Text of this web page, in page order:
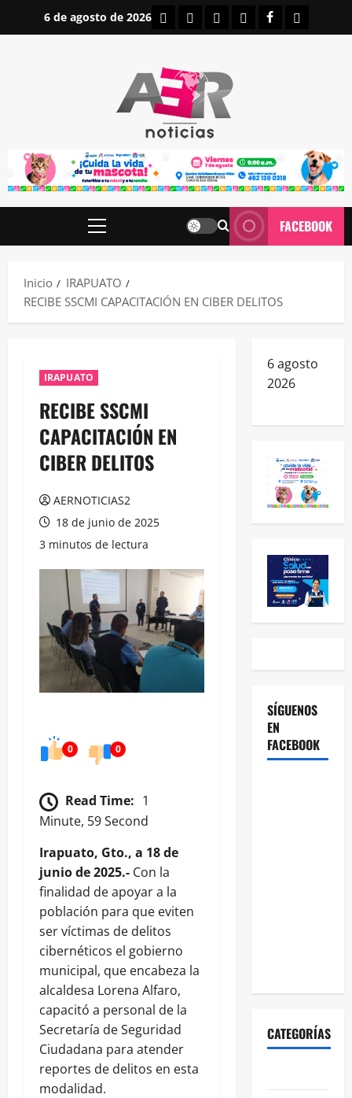
6 de agosto de 2026 INICIOIRAPUATO
ESTATALES
NACIONALES
FACEBOOK
Menú
FACEBOOK
Inicio
IRAPUATO
RECIBE SSCMI CAPACITACIÓN EN CIBER DELITOS
IRAPUATO
RECIBE SSCMI
CAPACITACIÓN EN
CIBER DELITOS
AERNOTICIAS2
18 de junio de 2025
3 minutos de lectura
0 0
Read Time: 1
Minute, 59 Second
Irapuato, Gto., a 18 de
junio de 2025.- Con la
finalidad de apoyar a la
población para que eviten
ser víctimas de delitos
cibernéticos el gobierno
municipal, que encabeza la
alcaldesa Lorena Alfaro,
capacitó a personal de la
Secretaría de Seguridad
Ciudadana para atender
reportes de delitos en esta
modalidad.
6 agosto
2026
SÍGUENOS
EN
FACEBOOK
CATEGORÍAS